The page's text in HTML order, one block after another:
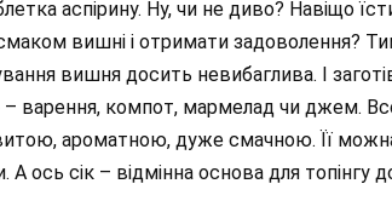
аспірину. Ну, чи не диво? Навіщо
вишні і отримати задоволення?
вишня досить невибаглива. І
– варення, компот, мармелад чи джем.
ароматною, дуже смачною. Її
ось сік – відмінна основа для топінгу